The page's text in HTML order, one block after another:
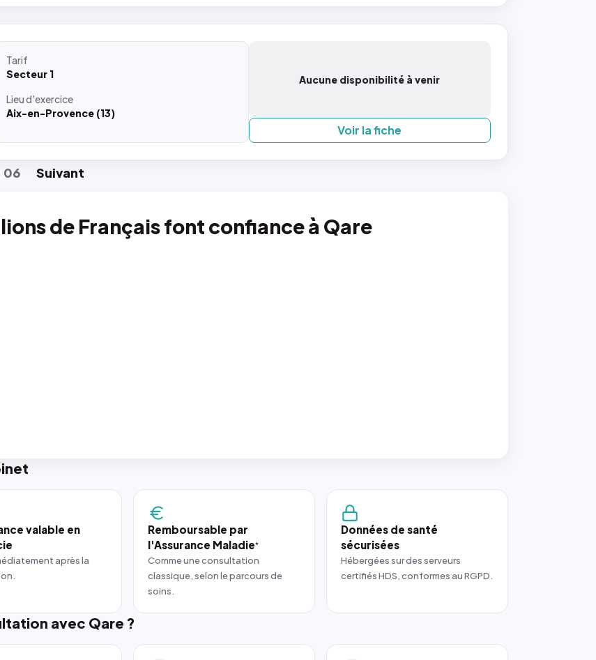
Tarif
Secteur 1
Lieud'exercice
Aix-en-Provence (13)
Aucune disponibilité à venir
Voir la fiche
06 Suivant
de Français font confiance à Qare
valable en
après la
Remboursable par
l'Assurance Maladie*
Comme une consultation
classique, selon le parcours de
soins.
Données de santé
sécurisées
Hébergées sur des serveurs
certifiés HDS, conformes au RGPD.
avec Qare ?